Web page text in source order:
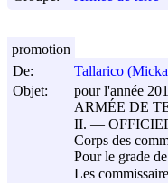
De:
Tallarico
Objet:
pour l'année
ARMÉE DE
II. ―
Corps des
Pour le grade
Les
promotion